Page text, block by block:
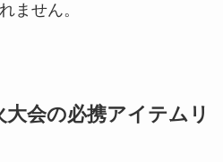
ません。
大会の必携アイテムリ